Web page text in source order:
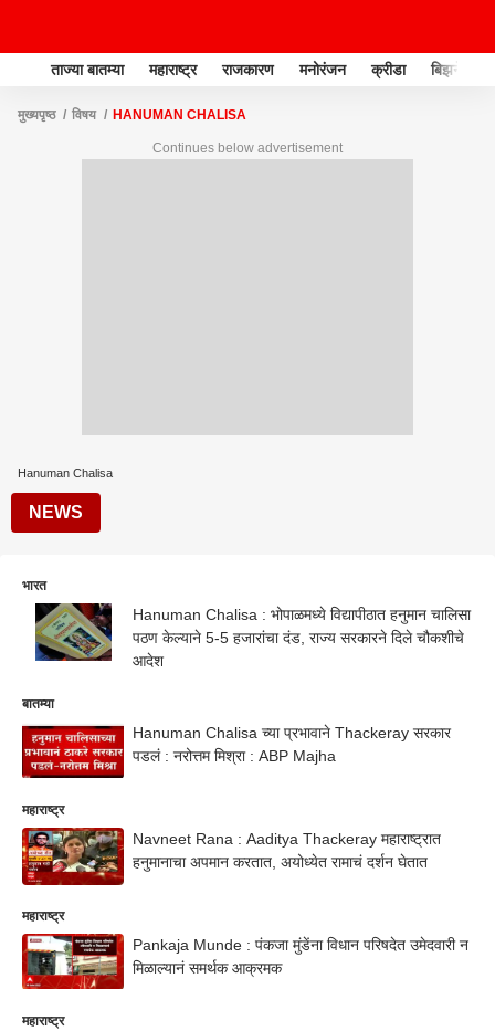
ताज्या बातम्या महाराष्ट्र राजकारण मनोरंजन क्रीडा बिझनेस
मुख्यपृष्ठ विषय HANUMAN CHALISA
Continues below advertisement
Hanuman Chalisa
NEWS
भारत
Hanuman Chalisa : भोपाळमध्ये विद्यापीठात हनुमान चालिसा
पठण केल्याने 5-5 हजारांचा दंड, राज्य सरकारने दिले चौकशीचे
आदेश
बातम्या
Hanuman Chalisa च्या प्रभावाने Thackeray सरकार
पडलं : नरोत्तम मिश्रा : ABP Majha
महाराष्ट्र
Navneet Rana : Aaditya Thackeray महाराष्ट्रात
हनुमानाचा अपमान करतात, अयोध्येत रामाचं दर्शन घेतात
महाराष्ट्र
Pankaja Munde : पंकजा मुंडेंना विधान परिषदेत उमेदवारी न
मिळाल्यानं समर्थक आक्रमक
महाराष्ट्र